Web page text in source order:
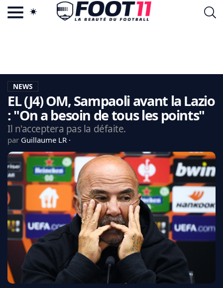
LA CHARTE
VIE PRIVÉE
CGU
CONTACTEZ-NOUS
MERCATO
CDM 2026
EDF
LIGUE 1
REAL MADRID
FC BARCELONE
MANCHESTER UNITED
CHELSEA
ARSENAL
BAYERN
NEWS
EL (J4) OM, Sampaoli avant la Lazio
: "On a besoin de tous les points"
Il n'acceptera pas la défaite.
par Guillaume LR